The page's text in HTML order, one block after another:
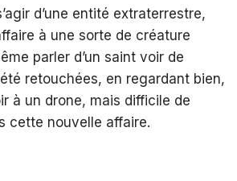
d’une entité extraterrestre,
à une sorte de créature
parler d’un saint voir de
retouchées, en regardant bien,
à un drone, mais difficile de
cette nouvelle affaire.